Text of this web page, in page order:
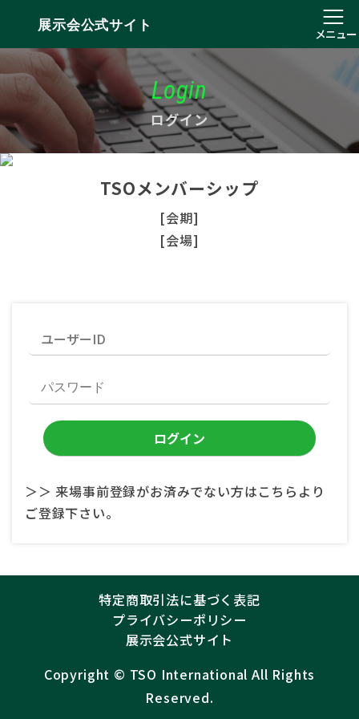
展示会公式サイト
メニュー
Login
ログイン
TSOメンバーシップ
[会期]
[会場]
＞＞ 来場事前登録がお済みでない方はこちらより
ご登録下さい。
特定商取引法に基づく表記
プライバシーポリシー
展示会公式サイト
Copyright ©︎ TSO International All Rights
Reserved.